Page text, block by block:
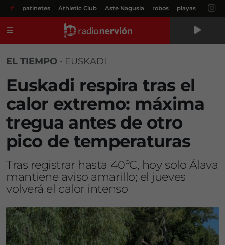
# patinetes Athletic Club Aste Nagusia robos playas
EL TIEMPO • EUSKADI
Euskadi respira tras el
calor extremo: máxima
tregua antes de otro
pico de temperaturas
Tras registrar hasta 40ºC, hoy solo Álava
mantiene aviso amarillo; el jueves
volverá el calor intenso